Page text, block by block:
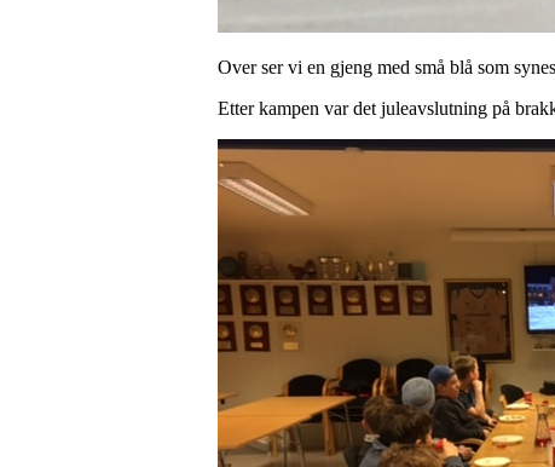
Over ser vi en gjeng med små blå som
Etter kampen var det juleavslutning på